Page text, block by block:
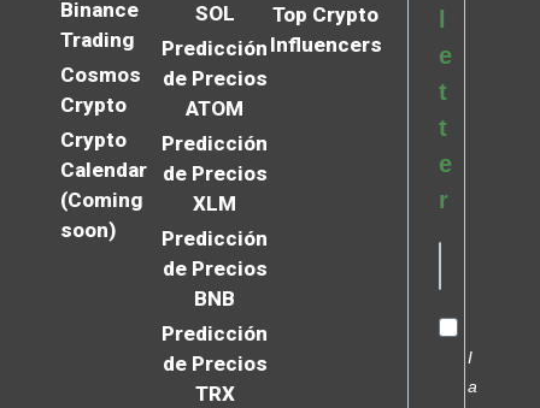
Binance
Trading
Cosmos
Crypto
Crypto
Calendar
(Coming
soon)
SOL
Predicción
de Precios
ATOM
Predicción
de Precios
XLM
Predicción
de Precios
BNB
Predicción
de Precios
TRX
Top Crypto
Influencers
e
t
t
e
r
I
a